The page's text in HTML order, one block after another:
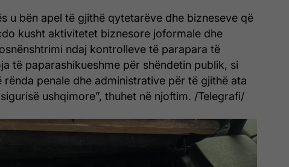
u bën apel të gjithë qytetarëve dhe bizneseve që
kusht aktivitetet biznesore joformale dhe
ndaj kontrolleve të parapara të
të paparashikueshme për shëndetin publik, si
rënda penale dhe administrative për të gjithë ata
ushqimore”, thuhet në njoftim. /Telegrafi/